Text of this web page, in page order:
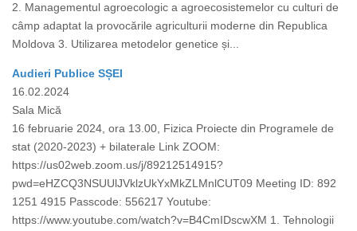
2. Managementul agroecologic a agroecosistemelor cu culturi de
câmp adaptat la provocările agriculturii moderne din Republica
Moldova 3. Utilizarea metodelor genetice și...
Audieri Publice SȘEI
16.02.2024
Sala Mică
16 februarie 2024, ora 13.00, Fizica Proiecte din Programele de
stat (2020-2023) + bilaterale Link ZOOM:
https://us02web.zoom.us/j/89212514915?
pwd=eHZCQ3NSUUlJVklzUkYxMkZLMnlCUT09 Meeting ID: 892
1251 4915 Passcode: 556217 Youtube:
https://www.youtube.com/watch?v=B4CmIDscwXM 1. Tehnologii